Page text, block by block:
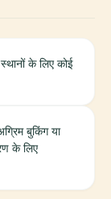
के लिए कोई
बुकिंग या
के लिए